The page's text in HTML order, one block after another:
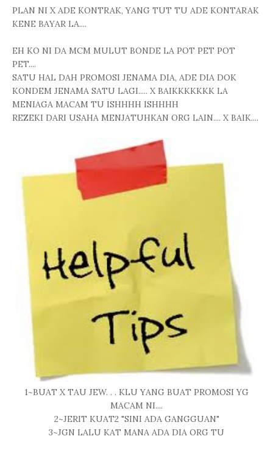
PLAN NI X ADE KONTRAK, YANG TUT TU ADE KONTARAK
KENE BAYAR LA....
EH KO NI DA MCM MULUT BONDE LA POT PET POT
PET....
SATU HAL DAH PROMOSI JENAMA DIA, ADE DIA DOK
KONDEM JENAMA SATU LAGI..... X BAIKKKKKKK LA
MENIAGA MACAM TU ISHHHH ISHHHH
REZEKI DARI USAHA MENJATUHKAN ORG LAIN.... X BAIK....
1~BUAT X TAU JEW. . . KLU YANG BUAT PROMOSI YG
MACAM NI....
2~JERIT KUAT2 "SINI ADA GANGGUAN"
3~JGN LALU KAT MANA ADA DIA ORG TU